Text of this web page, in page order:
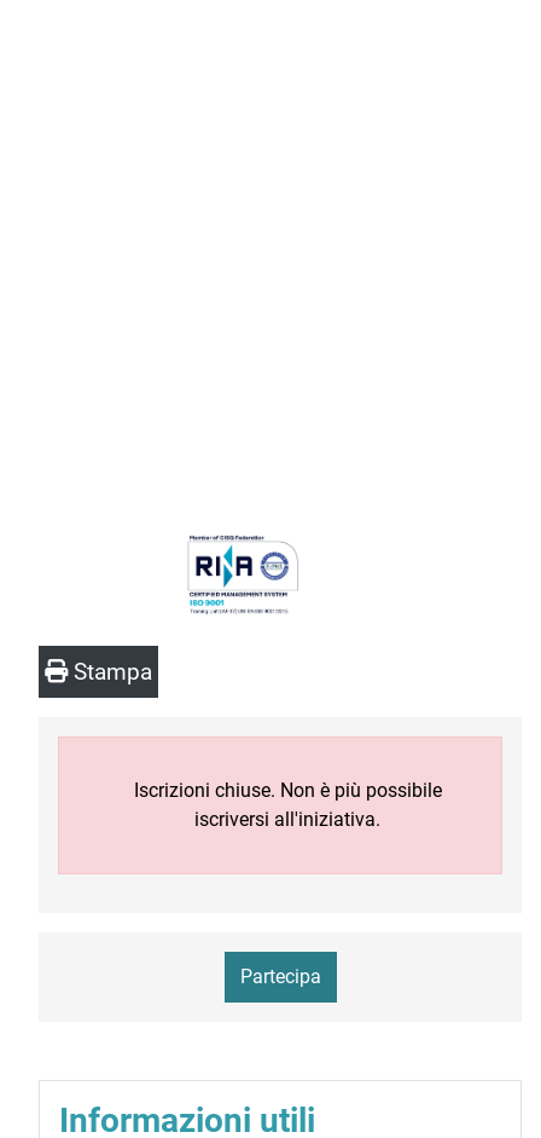
Stampa
Iscrizioni chiuse. Non è più possibile
iscriversi all'iniziativa.
Partecipa
Informazioni utili